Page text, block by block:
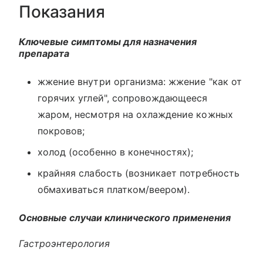
Показания
Ключевые симптомы для назначения
препарата
жжение внутри организма: жжение "как от
горячих углей", сопровождающееся
жаром, несмотря на охлаждение кожных
покровов;
холод (особенно в конечностях);
крайняя слабость (возникает потребность
обмахиваться платком/веером).
Основные случаи клинического применения
Гастроэнтерология